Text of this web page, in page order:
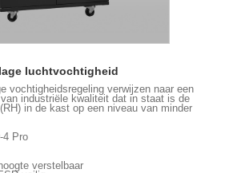
luchtvochtigheid
vochtigheidsregeling verwijzen naar een
industriële kwaliteit dat in staat is de
in de kast op een niveau van minder
4 Pro
verstelbaar